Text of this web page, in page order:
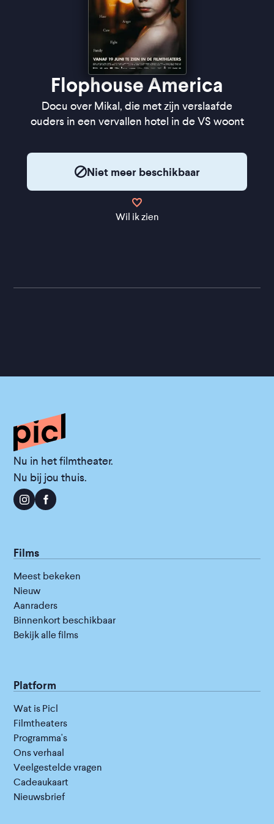
Flophouse America
Docu over Mikal, die met zijn verslaafde
ouders in een vervallen hotel in de VS woont
Niet meer beschikbaar
Wil ik zien
Nu in het filmtheater.
Nu bij jou thuis.
Films
Meest bekeken
Nieuw
Aanraders
Binnenkort beschikbaar
Bekijk alle films
Platform
Wat is Picl
Filmtheaters
Programma's
Ons verhaal
Veelgestelde vragen
Cadeaukaart
Nieuwsbrief